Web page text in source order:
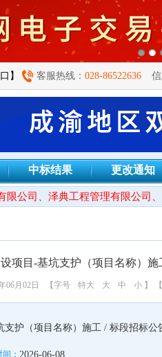
】 客服热线： 028-86522636
中标结果 更改通知
司、泽典工程管理有限公司、
项目-基坑支护（项目名称）施
06月02日 【字号 特大 大 中 小】
护（项目名称）施工 / 标段招标公
： 2026-06-08